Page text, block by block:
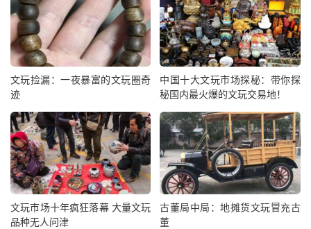
文玩捡漏：一夜暴富的文玩圈奇
迹
中国十大文玩市场探秘：带你探
秘国内最火爆的文玩交易地！
文玩市场十年疯狂落幕 大量文玩
品种无人问津
古董局中局：地摊货文玩冒充古
董